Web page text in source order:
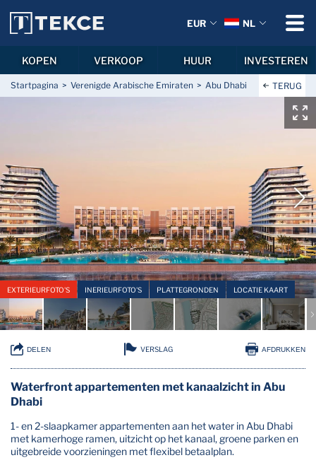
Startpagina Verenigde Arabische Emiraten Abu Dhabi Al Bahyah
TERUG
EXTERIEURFOTO'S INERIEURFOTO'S PLATTEGRONDEN LOCATIE KAART
DELEN VERSLAG AFDRUKKEN
Waterfront appartementen met kanaalzicht in Abu
Dhabi
1- en 2-slaapkamer appartementen aan het water in Abu Dhabi
met kamerhoge ramen, uitzicht op het kanaal, groene parken en
uitgebreide voorzieningen met flexibel betaalplan.
EUR NL
KOPEN VERKOOP HUUR INVESTEREN